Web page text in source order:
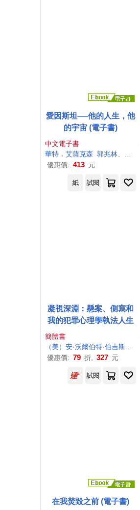
愛因斯坦──他的人生，他
的宇宙 (電子書)
中文電子書
華特．艾薩克森 郭兆林、周念縈
優惠價: 413 元
紙 試閱
凝視深淵：懸案、側寫和
我的犯罪心理學執法人生
簡體書
（美）安·沃爾伯特·伯吉斯，（美）史蒂文·馬修·康斯坦丁
優惠價: 79 折, 327 元
試閱
在我焚毀之前 (電子書)